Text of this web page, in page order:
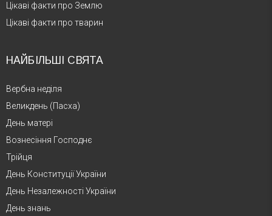
Цікаві факти про Землю
Цікаві факти про тварин
НАЙБІЛЬШІ СВЯТА
Вербна неділя
Великдень (Пасха)
День матері
Вознесіння Господнє
Трійця
День Конституції України
День Незалежності України
День знань